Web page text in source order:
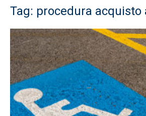
Tag: procedura acquisto